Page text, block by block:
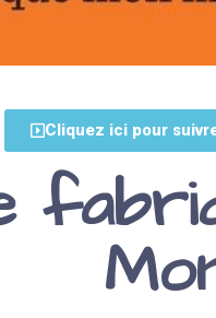
Cliquez ici pour